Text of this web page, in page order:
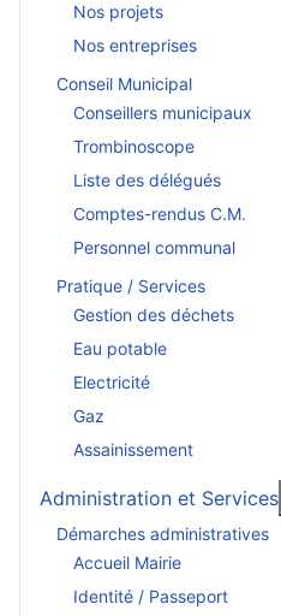
Nos projets
Nos entreprises
Conseil Municipal
Conseillers municipaux
Trombinoscope
Liste des délégués
Comptes-rendus C.M.
Personnel communal
Pratique / Services
Gestion des déchets
Eau potable
Electricité
Gaz
Assainissement
Administration et Services
Démarches administratives
Accueil Mairie
Identité / Passeport